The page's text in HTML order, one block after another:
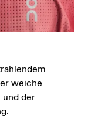
weiche
der